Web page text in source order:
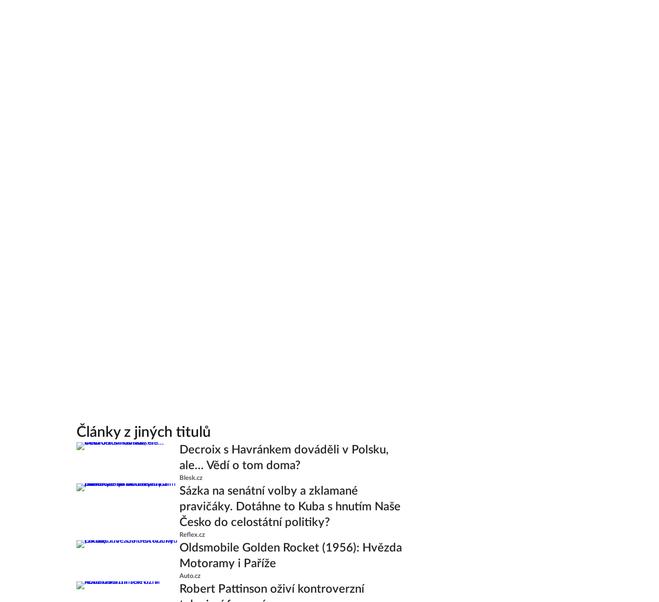
Články z jiných titulů
Decroix s Havránkem dováděli v Polsku,
ale… Vědí o tom doma?
Blesk.cz
Sázka na senátní volby a zklamané
pravičáky. Dotáhne to Kuba s hnutím Naše
Česko do celostátní politiky?
Reflex.cz
Oldsmobile Golden Rocket (1956): Hvězda
Motoramy i Paříže
Auto.cz
Robert Pattinson oživí kontroverzní